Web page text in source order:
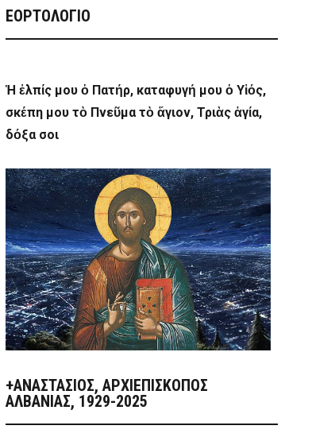
ΕΟΡΤΟΛΟΓΙΟ
Ἡ ἐλπίς μου ὁ Πατήρ, καταφυγή μου ὁ Υἱός,
σκέπη μου τὸ Πνεῦμα τὸ ἅγιον, Τριὰς ἁγία,
δόξα σοι
+ΑΝΑΣΤΆΣΙΟΣ, ΑΡΧΙΕΠΊΣΚΟΠΟΣ
ΑΛΒΑΝΊΑΣ, 1929-2025